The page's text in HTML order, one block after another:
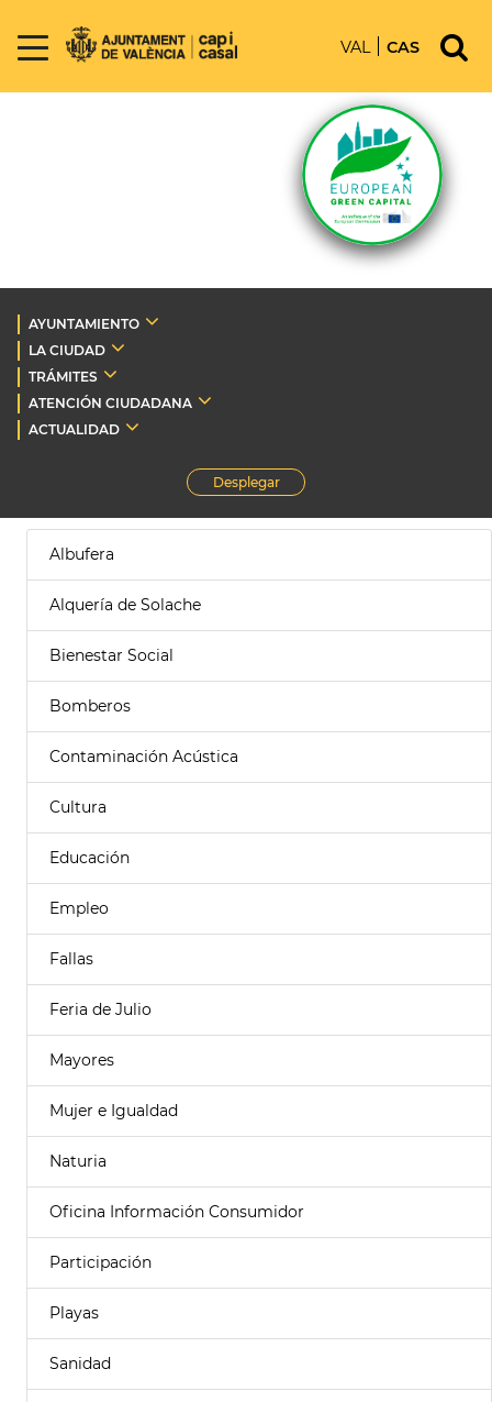
VAL CAS
AYUNTAMIENTO
LA CIUDAD
TRÁMITES
ATENCIÓN CIUDADANA
ACTUALIDAD
Desplegar
Albufera
Alquería de Solache
Bienestar Social
Bomberos
Contaminación Acústica
Cultura
Educación
Empleo
Fallas
Feria de Julio
Mayores
Mujer e Igualdad
Naturia
Oficina Información Consumidor
Participación
Playas
Sanidad